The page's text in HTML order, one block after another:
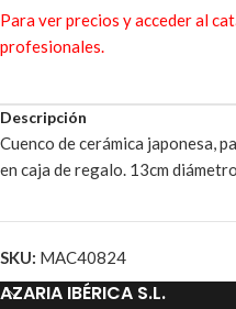
Para ver precios y acceder al
profesionales.
Descripción
Cuenco de cerámica japonesa,
en caja de regalo. 13cm
SKU: MAC40824
AZARIA IBÉRICA S.L.